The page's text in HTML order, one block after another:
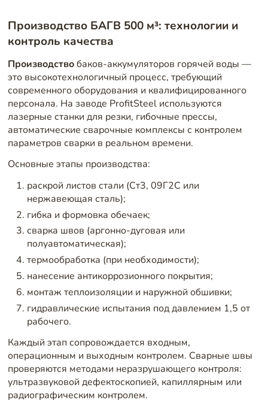
Производство БАГВ 500 м³: технологии и
контроль качества
Производствобаков-аккумуляторов горячей воды —
это высокотехнологичный процесс, требующий
современного оборудования и квалифицированного
персонала. На заводе ProfitSteel используются
лазерные станки для резки, гибочные прессы,
автоматические сварочные комплексы с контролем
параметров сварки в реальном времени.
Основные этапы производства:
раскрой листов стали (Ст3, 09Г2С или
нержавеющая сталь);
гибка и формовка обечаек;
сварка швов (аргонно-дуговая или
полуавтоматическая);
термообработка (при необходимости);
нанесение антикоррозионного покрытия;
монтаж теплоизоляции и наружной обшивки;
гидравлические испытания под давлением 1,5 от
рабочего.
Каждый этап сопровождается входным,
операционным и выходным контролем. Сварные швы
проверяются методами неразрушающего контроля:
ультразвуковой дефектоскопией, капиллярным или
радиографическим контролем.